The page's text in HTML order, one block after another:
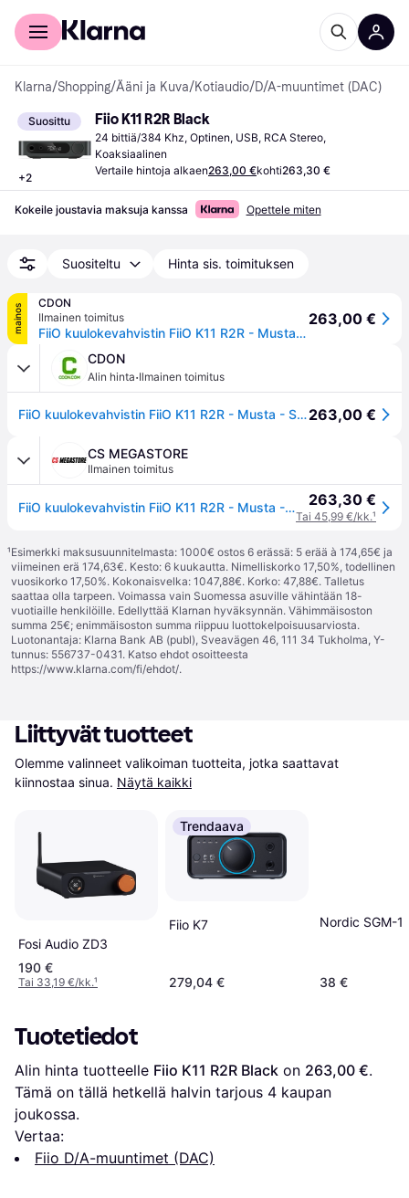
Kuluttajille
Klarna/Shopping/Ääni ja Kuva/Kotiaudio/D/A-muuntimet (DAC)
Suosittu
+2
Fiio K11 R2R Black
24 bittiä/384 Khz, Optinen, USB, RCA Stereo,
Koaksiaalinen
Vertaile hintoja alkaen263,00 €kohti263,30 €
Kokeile joustavia maksuja kanssa Opettele miten
Suositeltu Hinta sis. toimituksen
mainos
CDON
Ilmainen toimitus
FiiO kuulokevahvistin FiiO K11 R2R - Musta - Stationaarinen kuulokevahvistin DAC:lla varustettuna
263,00 €
CDON
Alin hinta·Ilmainen toimitus
FiiO kuulokevahvistin FiiO K11 R2R - Musta - Stationaarinen kuulokevahvistin DAC:lla varustettuna263,00 €
CS MEGASTORE
Ilmainen toimitus
FiiO kuulokevahvistin FiiO K11 R2R - Musta - Stationaarinen kuulokevahvistin DAC:lla varustettuna 263,30 €
Tai 45,99 €/kk.¹
¹Esimerkki maksusuunnitelmasta: 1000€ ostos 6 erässä: 5 erää à 174,65€ ja
viimeinen erä 174,63€. Kesto: 6 kuukautta. Nimelliskorko 17,50%, todellinen
vuosikorko 17,50%. Kokonaisvelka: 1047,88€. Korko: 47,88€. Talletus
saattaa olla tarpeen. Voimassa vain Suomessa asuville vähintään 18-
vuotiaille henkilöille. Edellyttää Klarnan hyväksynnän. Vähimmäisoston
summa 25€; enimmäisoston summa riippuu luottokelpoisuusarviosta.
Luotonantaja: Klarna Bank AB (publ), Sveavägen 46, 111 34 Tukholma, Y-
tunnus: 556737-0431. Katso ehdot osoitteesta
https://www.klarna.com/fi/ehdot/.
Liittyvät tuotteet
Olemme valinneet valikoiman tuotteita, jotka saattavat
kiinnostaa sinua. Näytä kaikki
Fosi Audio ZD3
190 €
Tai 33,19 €/kk.¹
Trendaava
Fiio K7
279,04 €
Nordic SGM-
38 €
Tuotetiedot
Alin hinta tuotteelle Fiio K11 R2R Black on 263,00 €.
Tämä on tällä hetkellä halvin tarjous 4 kaupan
joukossa.
Vertaa:
Fiio D/A-muuntimet (DAC)